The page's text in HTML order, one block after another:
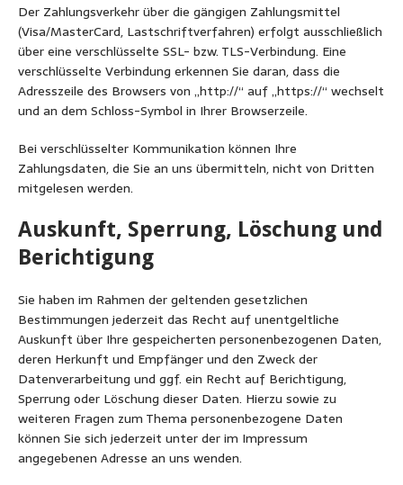
Der Zahlungsverkehr über die gängigen Zahlungsmittel
(Visa/MasterCard, Lastschriftverfahren) erfolgt ausschließlich
über eine verschlüsselte SSL- bzw. TLS-Verbindung. Eine
verschlüsselte Verbindung erkennen Sie daran, dass die
Adresszeile des Browsers von „http://“ auf „https://“ wechselt
und an dem Schloss-Symbol in Ihrer Browserzeile.
Bei verschlüsselter Kommunikation können Ihre
Zahlungsdaten, die Sie an uns übermitteln, nicht von Dritten
mitgelesen werden.
Auskunft, Sperrung, Löschung und
Berichtigung
Sie haben im Rahmen der geltenden gesetzlichen
Bestimmungen jederzeit das Recht auf unentgeltliche
Auskunft über Ihre gespeicherten personenbezogenen Daten,
deren Herkunft und Empfänger und den Zweck der
Datenverarbeitung und ggf. ein Recht auf Berichtigung,
Sperrung oder Löschung dieser Daten. Hierzu sowie zu
weiteren Fragen zum Thema personenbezogene Daten
können Sie sich jederzeit unter der im Impressum
angegebenen Adresse an uns wenden.